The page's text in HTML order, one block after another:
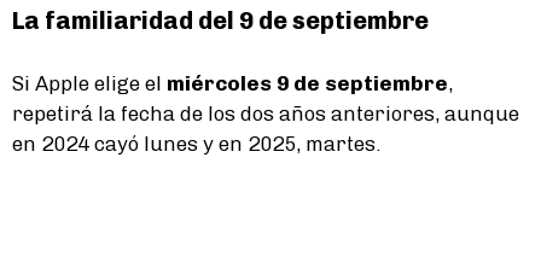
La familiaridad del 9 de septiembre
Si Apple elige el miércoles 9 de septiembre,
repetirá la fecha de los dos años anteriores, aunque
en 2024 cayó lunes y en 2025, martes.